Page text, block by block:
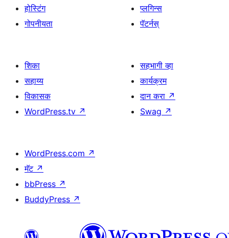
होस्टिंग
गोपनीयता
प्लगिन्स
पॅटर्नस्
शिका
सहाय्य
विकासक
WordPress.tv ↗
सहभागी व्हा
कार्यक्रम
दान करा ↗
Swag ↗
WordPress.com ↗
मॅट ↗
bbPress ↗
BuddyPress ↗